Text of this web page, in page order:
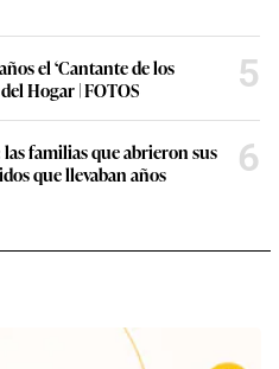
el ‘Cantante de los
Hogar | FOTOS
5
familias que abrieron sus
que llevaban años
6